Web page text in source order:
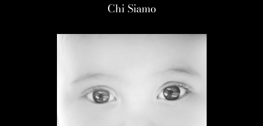
Chi Siamo